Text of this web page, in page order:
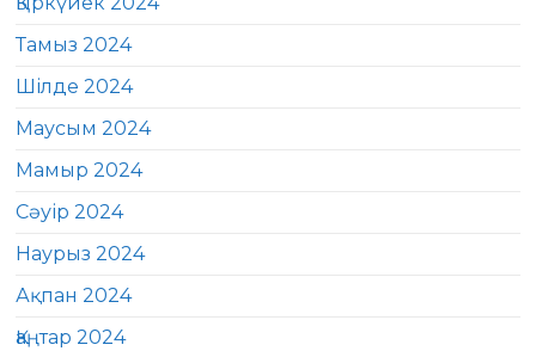
Тамыз 2024
Шілде 2024
Маусым 2024
Мамыр 2024
Сәуір 2024
Наурыз 2024
Ақпан 2024
Қаңтар 2024